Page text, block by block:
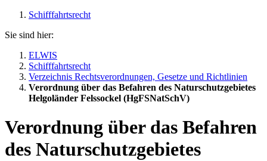
Schifffahrtsrecht
Sie sind hier:
ELWIS
Schifffahrtsrecht
Verzeichnis Rechtsverordnungen, Gesetze und Richtlinien
Verordnung über das Befahren des Naturschutzgebietes
Helgoländer Felssockel (HgFSNatSchV)
Verordnung über das Befahren
des Naturschutzgebietes